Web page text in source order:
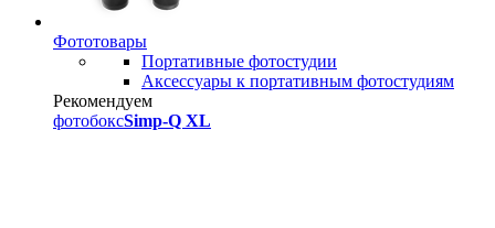
Фототовары
Портативные фотостудии
Аксессуары к портативным фотостудиям
Рекомендуем
фотобоксSimp-Q XL